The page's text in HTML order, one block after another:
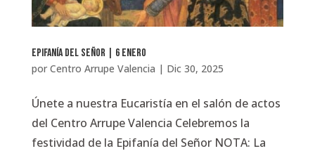
Epifanía del Señor | 6 enero
por Centro Arrupe Valencia | Dic 30, 2025
Únete a nuestra Eucaristía en el salón de actos
del Centro Arrupe Valencia Celebremos la
festividad de la Epifanía del Señor NOTA: La